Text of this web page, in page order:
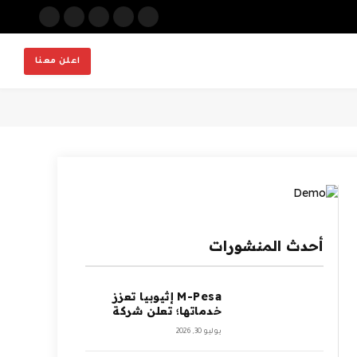
فيسبوك
X
الانستغرامبينتيريست
فيميو
اعلن معنا
أحدث المنشورات
M-Pesa إثيوبيا تعزز
خدماتها؛ تعلن شركة
نموها
يوليو 30, 2026